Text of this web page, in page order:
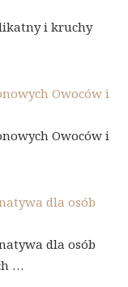
i kruchy
Owoców i
Owoców i
dla osób
dla osób
…